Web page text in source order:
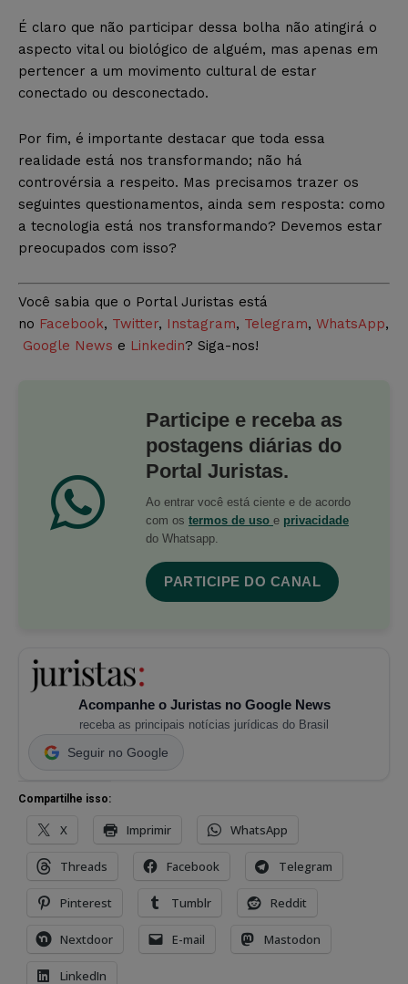
É claro que não participar dessa bolha não atingirá o
aspecto vital ou biológico de alguém, mas apenas em
pertencer a um movimento cultural de estar
conectado ou desconectado.
Por fim, é importante destacar que toda essa
realidade está nos transformando; não há
controvérsia a respeito. Mas precisamos trazer os
seguintes questionamentos, ainda sem resposta: como
a tecnologia está nos transformando? Devemos estar
preocupados com isso?
Você sabia que o Portal Juristas está
no Facebook, Twitter, Instagram, Telegram, WhatsApp,
Google News e Linkedin? Siga-nos!
Participe e receba as
postagens diárias do
Portal Juristas.
Ao entrar você está ciente e de acordo
com os termos de uso e privacidade
do Whatsapp.
PARTICIPE DO CANAL
Acompanhe o Juristas no Google News
receba as principais notícias jurídicas do Brasil
Seguir no Google
Compartilhe isso:
X Imprimir WhatsApp
Threads Facebook Telegram
Pinterest Tumblr Reddit
Nextdoor E-mail Mastodon
LinkedIn